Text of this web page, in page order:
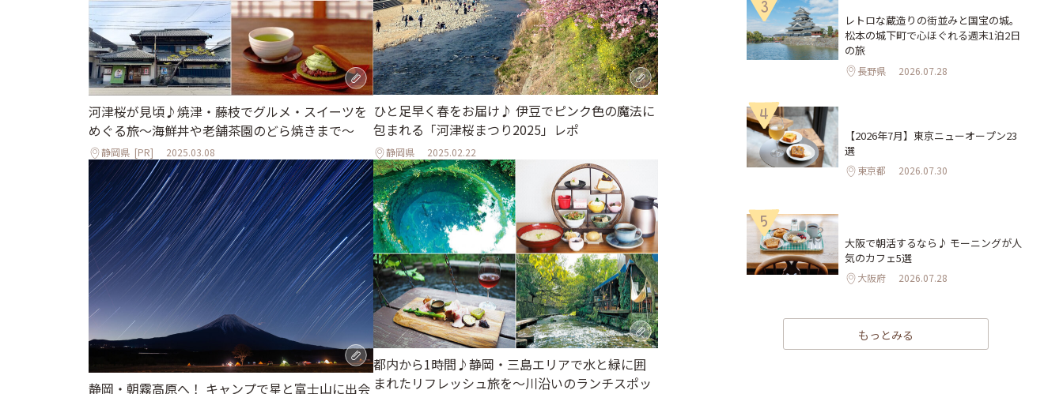
河津桜が見頃♪焼津・藤枝でグルメ・スイーツを
めぐる旅～海鮮丼や老舗茶園のどら焼きまで～
静岡県 [PR] 2025.03.08
ひと足早く春をお届け♪ 伊豆でピンク色の魔法に
包まれる「河津桜まつり2025」レポ
静岡県 2025.02.22
静岡・朝霧高原へ！ キャンプで星と富士山に出会
都内から1時間♪静岡・三島エリアで水と緑に囲
まれたリフレッシュ旅を～川沿いのランチスポッ
3
レトロな蔵造りの街並みと国宝の城。
松本の城下町で心ほぐれる週末1泊2日
の旅
長野県 2026.07.28
4
【2026年7月】東京ニューオープン23
選
東京都 2026.07.30
5
大阪で朝活するなら♪ モーニングが人
気のカフェ5選
大阪府 2026.07.28
もっとみる